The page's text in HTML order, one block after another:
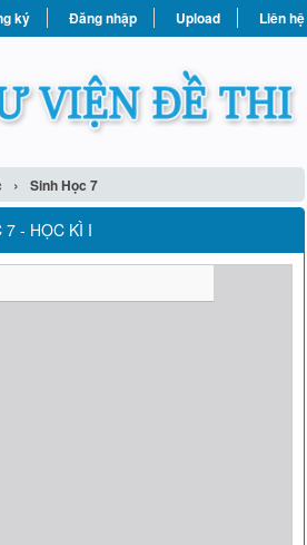
ký Đăng nhập Upload Liên hệ
› Sinh Học 7
7 - HỌC KÌ I